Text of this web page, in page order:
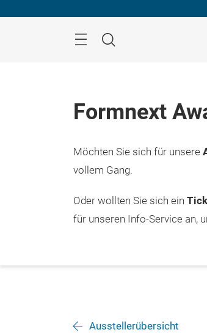
Suche
Formnext
Möchten Sie sich für unsere
vollem Gang.
Oder wollten Sie sich ein
für unseren Info-Service an,
Ausstellerübersicht